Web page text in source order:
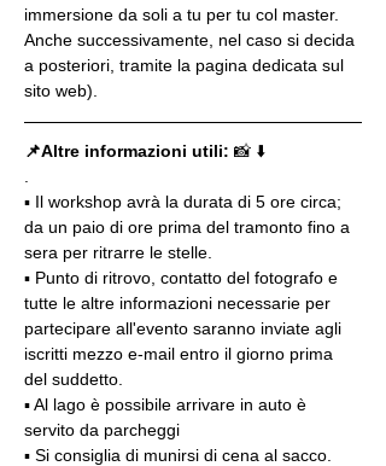
immersione da soli a tu per tu col master.
Anche successivamente, nel caso si decida
a posteriori, tramite la pagina dedicata sul
sito web).
📌Altre informazioni utili: 📸 ⬇️
▪️ Il workshop avrà la durata di 5 ore circa;
da un paio di ore prima del tramonto fino a
sera per ritrarre le stelle.
▪️ Punto di ritrovo, contatto del fotografo e
tutte le altre informazioni necessarie per
partecipare all'evento saranno inviate agli
iscritti mezzo e-mail entro il giorno prima
del suddetto.
▪️ Al lago è possibile arrivare in auto è
servito da parcheggi
▪️ Si consiglia di munirsi di cena al sacco.